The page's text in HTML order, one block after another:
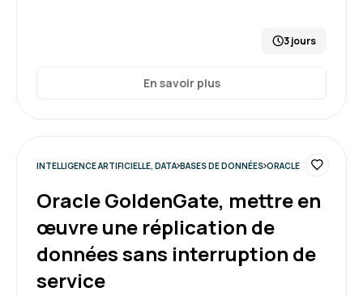
3 jours
En savoir plus
INTELLIGENCE ARTIFICIELLE, DATA BASES DE DONNÉES ORACLE
Oracle GoldenGate, mettre en
œuvre une réplication de
données sans interruption de
service